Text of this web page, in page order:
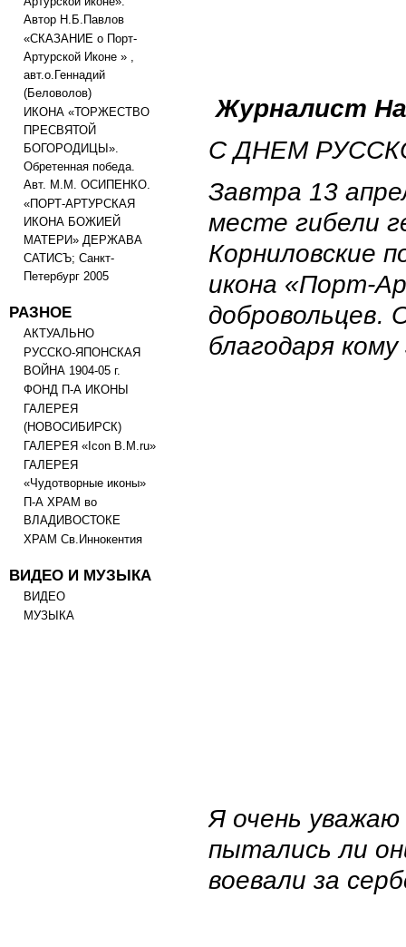
Автор Н.Б.Павлов
«СКАЗАНИЕ о Порт-
Артурской Иконе » ,
авт.о.Геннадий
(Беловолов)
ИКОНА «ТОРЖЕСТВО
ПРЕСВЯТОЙ
БОГОРОДИЦЫ».
Обретенная победа.
Авт. М.М. ОСИПЕНКО.
«ПОРТ-АРТУРСКАЯ
ИКОНА БОЖИЕЙ
МАТЕРИ» ДЕРЖАВА
САТИСЪ; Санкт-
Петербург 2005
РАЗНОЕ
АКТУАЛЬНО
РУССКО-ЯПОНСКАЯ
ВОЙНА 1904-05 г.
ФОНД П-А ИКОНЫ
ГАЛЕРЕЯ
(НОВОСИБИРСК)
ГАЛЕРЕЯ «Icon B.M.ru»
ГАЛЕРЕЯ
«Чудотворные иконы»
П-А ХРАМ во
ВЛАДИВОСТОКЕ
ХРАМ Св.Иннокентия
ВИДЕО И МУЗЫКА
ВИДЕО
МУЗЫКА
Журналист
С ДНЕМ
Завтра 13
месте гибели
Корниловские
икона «Порт-
добровольцев.
благодаря
Я очень
пытались ли
воевали за